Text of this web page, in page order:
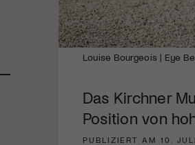
Louise Bourgeois | Eye
Das Kirchner
Position von
PUBLIZIERT AM 10.
Jetzt